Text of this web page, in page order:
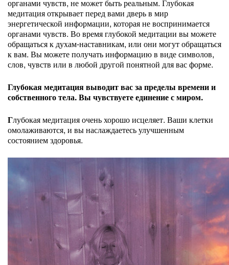
органами чувств, не может быть реальным. Глубокая
медитация открывает перед вами дверь в мир
энергетической информации, которая не воспринимается
органами чувств. Во время глубокой медитации вы можете
обращаться к духам-наставникам, или они могут обращаться
к вам. Вы можете получать информацию в виде символов,
слов, чувств или в любой другой понятной для вас форме.
Глубокая медитация выводит вас за пределы времени и
собственного тела. Вы чувствуете единение с миром.
Глубокая медитация очень хорошо исцеляет. Ваши клетки
омолаживаются, и вы наслаждаетесь улучшенным
состоянием здоровья.